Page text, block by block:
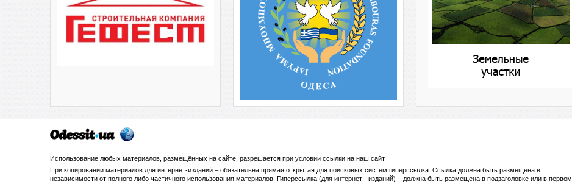
Использование любых материалов, размещённых на сайте, разрешается при условии ссылки на наш сайт.
При копировании материалов для интернет-изданий – обязательна прямая открытая для поисковых систем гиперссылка. Ссылка должна быть размещена в
независимости от полного либо частичного использования материалов. Гиперссылка (для интернет - изданий) – должна быть размещена в подзаголовке или в первом